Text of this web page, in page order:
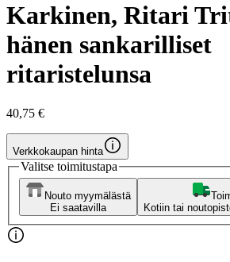
Karkinen, Ritari
hänen sankarilliset
ritaristelunsa
40,75 €
Verkkokaupan hinta
Valitse toimitustapa
Nouto myymälästä
Ei saatavilla
Kotiin tai